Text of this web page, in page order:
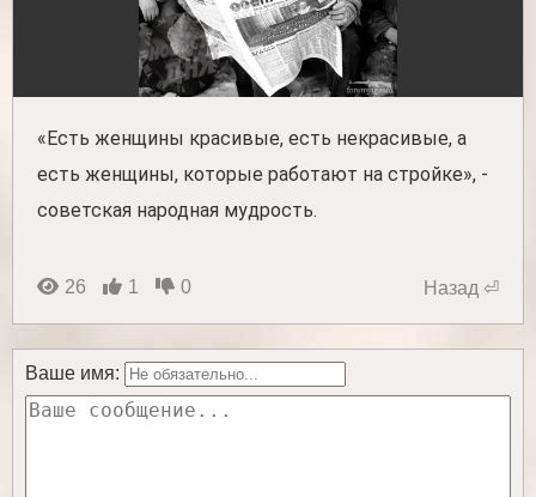
«Есть женщины красивые, есть некрасивые, а
есть женщины, которые работают на стройке», -
советская народная мудрость.
26 1 0 Назад ⏎
Ваше имя: